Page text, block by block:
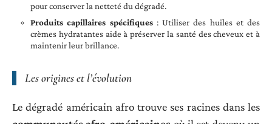
pour conserver la netteté du dégradé.
Produits capillaires spécifiques: Utiliser des huiles et des
crèmes hydratantes aide à préserver la santé des cheveux et à
maintenir leur brillance.
Les origines et l’évolution
Le dégradé américain afro trouve ses racines dans les